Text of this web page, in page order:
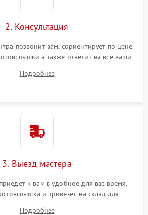
2. Консультация
позвонит вам, сориентирует по цене
а также ответит на все ваши
Подробнее
3. Выезд мастера
к вам в удобное для вас время.
и привезет на склад для
Подробнее